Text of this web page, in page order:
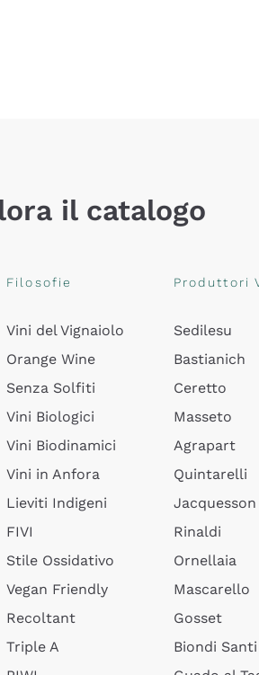
il catalogo
Filosofie
Vini del Vignaiolo
Orange Wine
Senza Solfiti
Vini Biologici
Vini Biodinamici
Vini in Anfora
Lieviti Indigeni
FIVI
Stile Ossidativo
Vegan Friendly
Recoltant
Triple A
Produttori
Sedilesu
Bastianich
Ceretto
Masseto
Agrapart
Quintarelli
Jacquesson
Rinaldi
Ornellaia
Mascarello
Gosset
Biondi Santi